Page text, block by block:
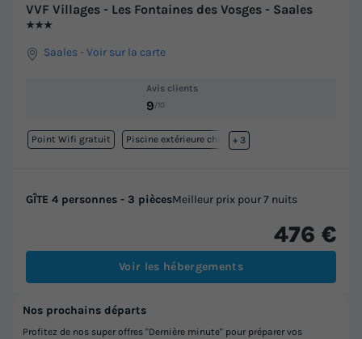
VVF Villages - Les Fontaines des Vosges - Saales
★★★
Saales -Voir sur la carte
Avis clients
9/10
Point Wifi gratuit Piscine extérieure chauffée
+ 3
GÎTE 4 personnes - 3 piècesMeilleur prix pour 7 nuits
476 €
Voir les hébergements
Nos prochains départs
Profitez de nos super offres "Dernière minute" pour préparer vos